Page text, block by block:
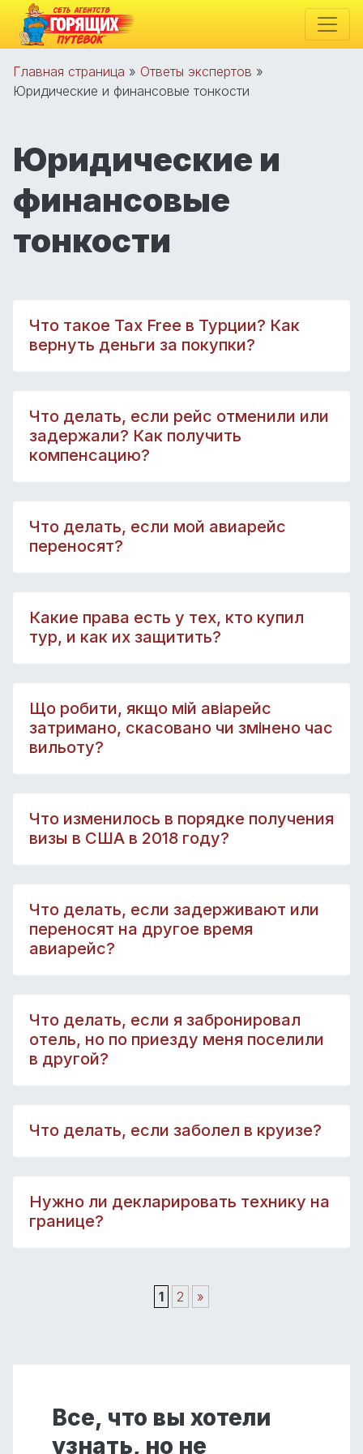
Главная страница » Ответы экспертов »
Юридические и финансовые тонкости
Юридические и
финансовые
тонкости
Что такое Tax Free в Турции? Как
вернуть деньги за покупки?
Что делать, если рейс отменили или
задержали? Как получить
компенсацию?
Что делать, если мой авиарейс
переносят?
Какие права есть у тех, кто купил
тур, и как их защитить?
Що робити, якщо мій авіарейс
затримано, скасовано чи змінено час
вильоту?
Что изменилось в порядке получения
визы в США в 2018 году?
Что делать, если задерживают или
переносят на другое время
авиарейс?
Что делать, если я забронировал
отель, но по приезду меня поселили
в другой?
Что делать, если заболел в круизе?
Нужно ли декларировать технику на
границе?
1 2 »
Все, что вы хотели
узнать, но не